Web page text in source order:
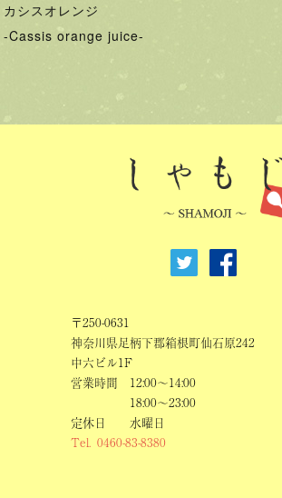
カシスオレンジ
-Cassis orange juice-
〒250-0631
神奈川県足柄下郡箱根町仙石原242
中六ビル1F
営業時間
12:00～14:00
18:00～23:00
定休日
水曜日
Tel. 0460-83-8380